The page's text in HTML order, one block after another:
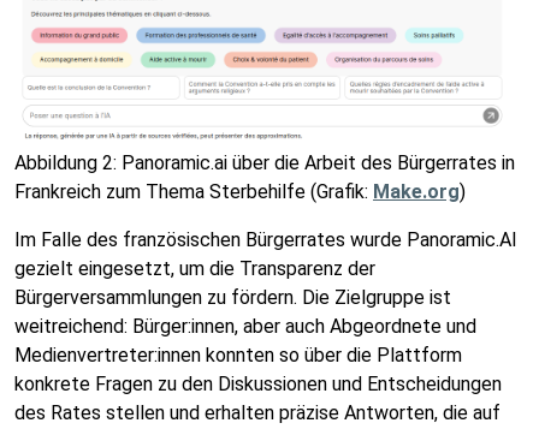
Abbildung 2: Panoramic.ai über die Arbeit des Bürgerrates in
Frankreich zum Thema Sterbehilfe (Grafik: Make.org)
Im Falle des französischen Bürgerrates wurde Panoramic.AI
gezielt eingesetzt, um die Transparenz der
Bürgerversammlungen zu fördern. Die Zielgruppe ist
weitreichend: Bürger:innen, aber auch Abgeordnete und
Medienvertreter:innen konnten so über die Plattform
konkrete Fragen zu den Diskussionen und Entscheidungen
des Rates stellen und erhalten präzise Antworten, die auf